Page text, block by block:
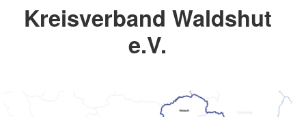
Kreisverband Waldshut
e.V.